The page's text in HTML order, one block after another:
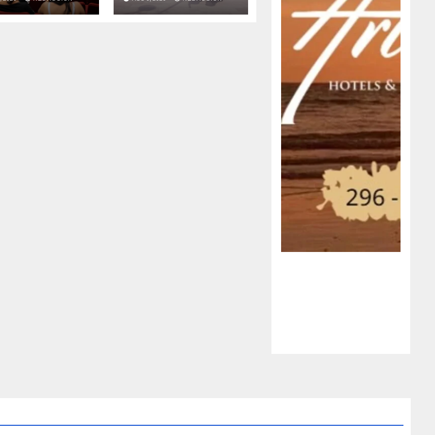
impulsa
y servicios
Nahle impulsa la
gran rehabilitación